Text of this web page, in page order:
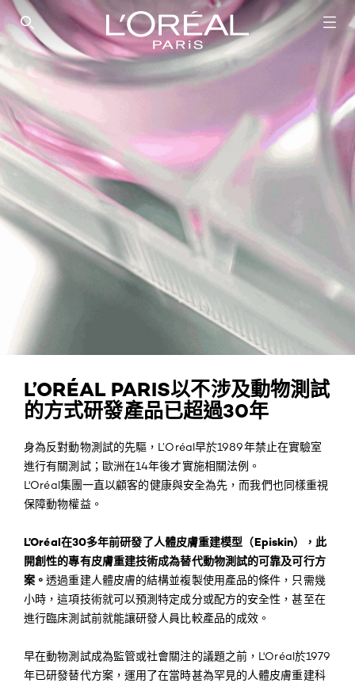
SEARCH THIS SITE
L’ORÉAL PARIS以不涉及動物測試
的方式研發產品已超過30年
身為反對動物測試的先驅，L’Oréal早於1989年禁止在實驗室
進行有關測試；歐洲在14年後才實施相關法例。
L'Oréal集團一直以顧客的健康與安全為先，而我們也同樣重視
保障動物權益。
L’Oréal在30多年前研發了人體皮膚重建模型（Episkin），此
開創性的專有皮膚重建技術成為替代動物測試的可靠及可行方
案。透過重建人體皮膚的結構並複製使用產品的條件，只需幾
小時，這項技術就可以預測特定成分或配方的安全性，甚至在
進行臨床測試前就能讓研發人員比較產品的成效。
早在動物測試成為監管或社會關注的議題之前，L'Oréal於1979
年已研發替代方案，運用了在當時甚為罕見的人體皮膚重建科